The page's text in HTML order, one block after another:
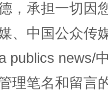
，承担一切因
、中国公众传
publics news/
理笔名和留言